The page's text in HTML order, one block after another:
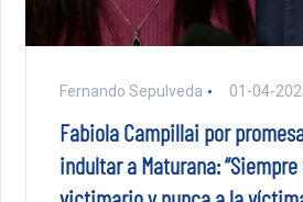
Fernando Sepulveda 01-04-
Fabiola Campillai por
indultar a Maturana: